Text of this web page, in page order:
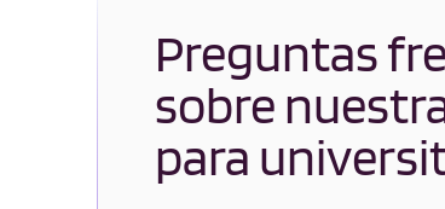
Preguntas
sobre
para